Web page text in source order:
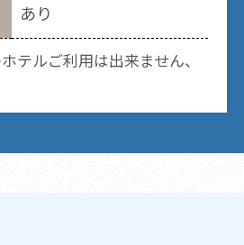
あり
テルご利用は出来ません、